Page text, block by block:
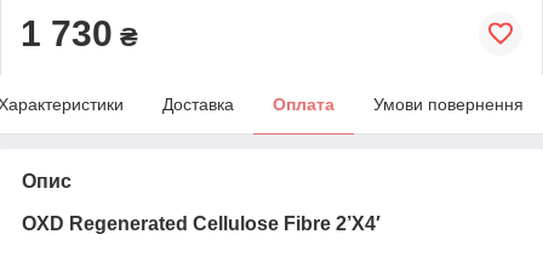
1 730 ₴
Доставка Оплата Умови повернення
Опис
OXD Regenerated Cellulose Fibre 2’X4′